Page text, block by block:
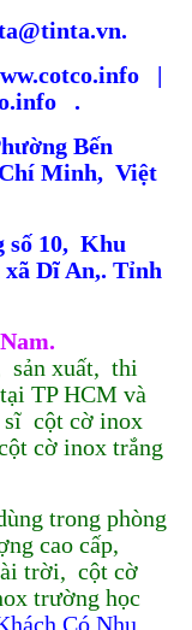
|
.
Bến
Minh, Việt
10, Khu
Dĩ An,. Tỉnh
sản xuất, thi
TP HCM và
sĩ cột cờ inox
cờ inox trắng
trong phòng
cao cấp,
trời, cột cờ
trường học
Có Nhu
DƯƠNG ĐỒNG